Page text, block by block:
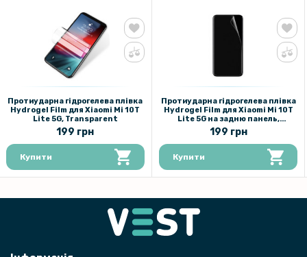
Протиударна гідрогелева плівка
Hydrogel Film для Xiaomi Mi 10T
Lite 5G, Transparent
199 грн
Купити
Протиударна гідрогелева плівка
Hydrogel Film для Xiaomi Mi 10T
Lite 5G на задню панель,
Transparent
199 грн
Купити